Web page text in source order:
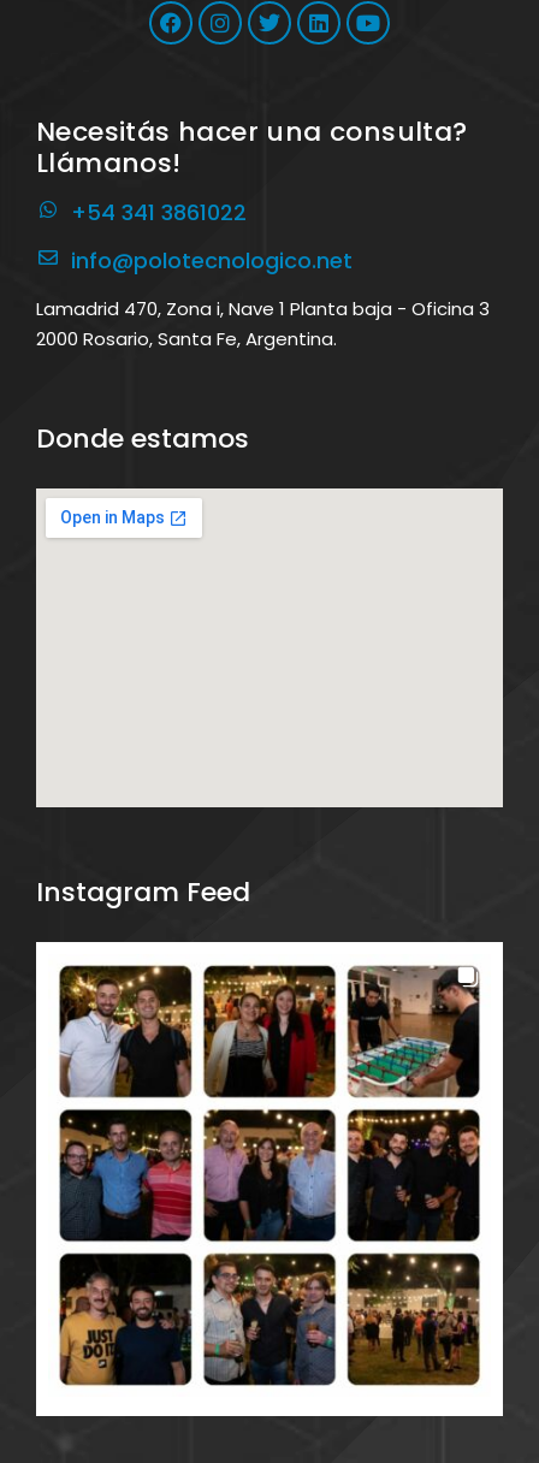
Necesitás hacer una consulta?
Llámanos!
+54 341 3861022
info@polotecnologico.net
Lamadrid 470, Zona i, Nave 1 Planta baja - Oficina 3
2000 Rosario, Santa Fe, Argentina.
Donde estamos
Instagram Feed